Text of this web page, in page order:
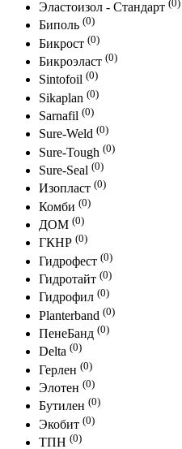
Эластоизол - Стандарт (0)
Биполь (0)
Бикрост (0)
Бикроэласт (0)
Sintofoil (0)
Sikaplan (0)
Sarnafil (0)
Sure-Weld (0)
Sure-Tough (0)
Sure-Seal (0)
Изопласт (0)
Комби (0)
ДОМ (0)
ГКНР (0)
Гидрофест (0)
Гидротайт (0)
Гидрофил (0)
Planterband (0)
ПенеБанд (0)
Delta (0)
Герлен (0)
Элотен (0)
Бутилен (0)
Экобит (0)
ТПН (0)